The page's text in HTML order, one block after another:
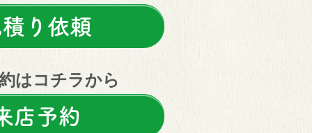
り依頼
はコチラから
店予約